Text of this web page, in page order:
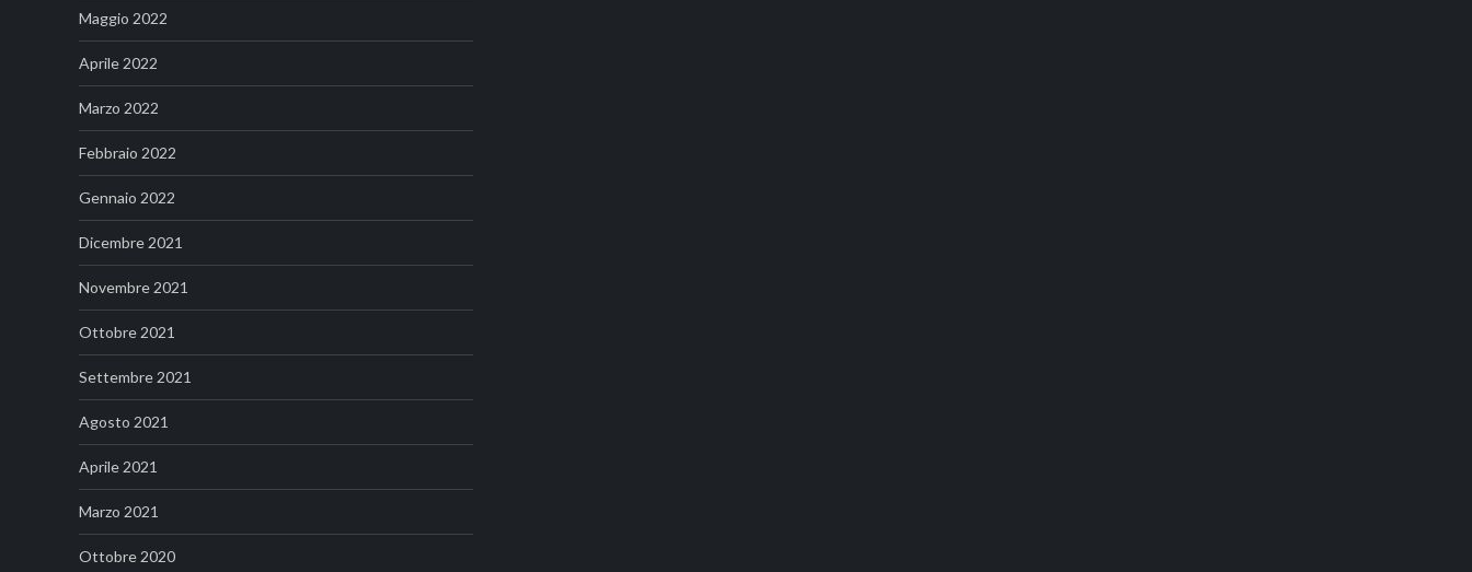
Maggio 2022
Aprile 2022
Marzo 2022
Febbraio 2022
Gennaio 2022
Dicembre 2021
Novembre 2021
Ottobre 2021
Settembre 2021
Agosto 2021
Aprile 2021
Marzo 2021
Ottobre 2020